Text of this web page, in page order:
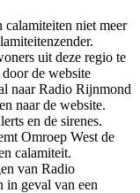
niet meer
uit deze regio te
de website
naar Radio Rijnmond
naar de website.
en de sirenes.
Omroep West de
calamiteit.
van Radio
in geval van een